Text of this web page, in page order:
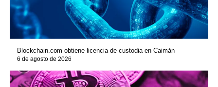
Blockchain.com obtiene licencia de custodia en Caimán
6 de agosto de 2026